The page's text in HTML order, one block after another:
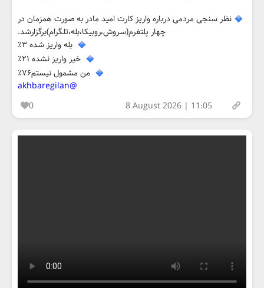
نظر سنجی مردمی درباره واریز کارت امید مادر به صورت همزمان در
چهار پلتفرم(سروش،روبیکا،بله،تلگرام)برگزارشد.
بله واریز شده ۳٪
خیر واریز نشده ۲۱٪
من مشمول نیستم۷۶٪
@akhbaregilan
0
8 August 2026 | 11:05